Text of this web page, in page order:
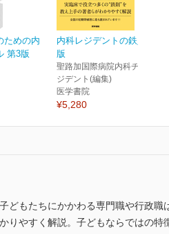
ための内
第3版
内科レジデントの鉄則 第4
版
聖路加国際病院内科チーフレ
ジデント(編集)
医学書院
¥5,280
どもたちにかかわる専門職や行政職
りやすく解説。子どもならではの特